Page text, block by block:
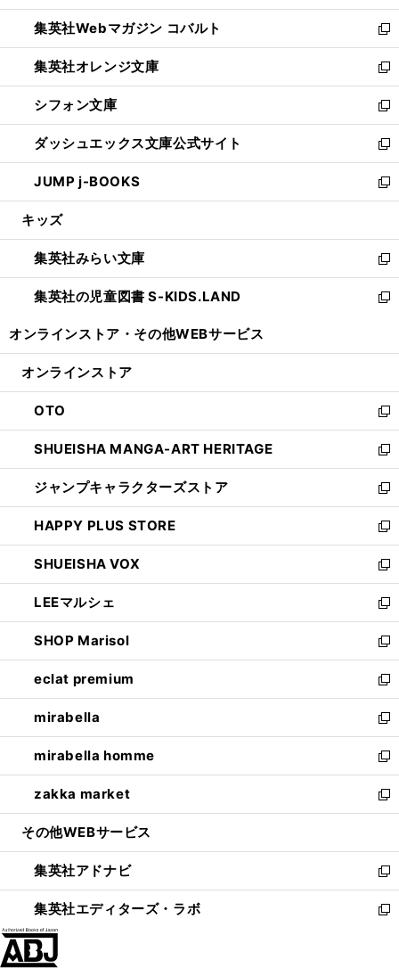
開
く
ウ
で
開
く
ン
ド
ウ
で
開
く
ウ
ィ
ン
ド
ウ
で
開
く
集英社Webマガジン コバルト
新
し
い
ウ
ィ
ン
ド
ウ
で
開
集英社オレンジ文庫
新
し
い
ウ
ィ
ン
ド
ウ
開
く
シフォン文庫
新
し
い
ウ
ィ
ン
ウ
で
開
く
ダッシュエックス文庫公式サイト
新
し
い
ウ
ン
ド
ウ
で
JUMP j-BOOKS
新
し
ウ
ィ
ン
ド
開
キッズ
集英社みらい文庫
新
し
い
ン
ウ
で
開
く
集英社の児童図書 S-KIDS.LAND
新
ウ
ン
ド
ウ
で
開
く
オンラインストア・ その他WEBサービス
オンラインストア
OTO
新
し
い
ウ
ィ
ン
ド
ウ
で
開
く
SHUEISHA MANGA-ART HERITAGE
新
し
い
ウ
ィ
ン
ド
ウ
で
開
く
ジャンプキャラクターズストア
新
し
い
ウ
ィ
ン
ド
ウ
で
開
く
HAPPY PLUS STORE
新
し
い
ウ
ィ
ン
ド
ウ
で
開
く
SHUEISHA VOX
新
し
い
ウ
ィ
ン
ド
ウ
で
開
く
LEEマルシェ
新
し
い
ウ
ィ
ン
ド
ウ
で
開
く
SHOP Marisol
新
し
い
ウ
ィ
ン
ド
ウ
で
開
eclat premium
新
し
い
ウ
ィ
ン
ド
ウ
開
く
mirabella
新
し
い
ウ
ィ
ン
ウ
で
開
く
mirabella homme
新
し
い
ウ
ン
ド
ウ
で
zakka market
新
し
ウ
ィ
ン
ド
その他WEBサービス
集英社アドナビ
新
し
い
集英社エディターズ・ラボ
新